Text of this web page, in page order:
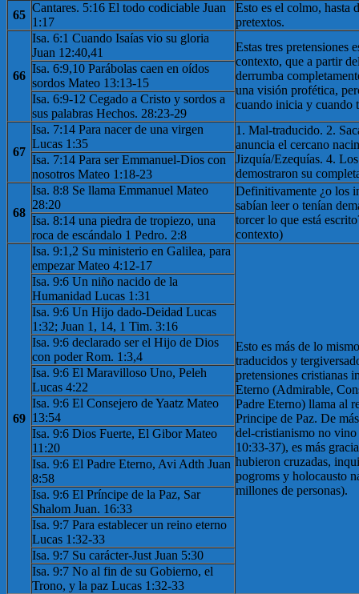
65
Cantares. 5:16 El todo codiciable Juan
1:17
Esto es el colmo, hasta
pretextos.
66
Isa. 6:1 Cuando Isaías vio su gloria
Juan 12:40,41
Estas tres pretensiones
contexto, que a partir
derrumba
una visión profética,
cuando inicia y cuando
Isa. 6:9,10 Parábolas caen en oídos
sordos Mateo 13:13-15
Isa. 6:9-12 Cegado a Cristo y sordos a
sus palabras Hechos. 28:23-29
67
Isa. 7:14 Para nacer de una virgen
Lucas 1:35
1. Mal-traducido. 2.
anuncia el cercano
Jizquía/Ezequías. 4.
demostraron su
Isa. 7:14 Para ser Emmanuel-Dios con
nosotros Mateo 1:18-23
68
Isa. 8:8 Se llama Emmanuel Mateo
28:20
Definitivamente ¿o los
sabían leer o tenían
torcer lo que está
contexto)
Isa. 8:14 una piedra de tropiezo, una
roca de escándalo 1 Pedro. 2:8
69
Isa. 9:1,2 Su ministerio en Galilea, para
empezar Mateo 4:12-17
Esto es más de lo
traducidos y
pretensiones cristianas
Eterno (Admirable,
Padre Eterno) llama al
Principe de Paz. De
del-cristianismo no
10:33-37), es más
hubieron cruzadas,
pogroms y holocausto
millones de personas).
Isa. 9:6 Un niño nacido de la
Humanidad Lucas 1:31
Isa. 9:6 Un Hijo dado-Deidad Lucas
1:32; Juan 1, 14, 1 Tim. 3:16
Isa. 9:6 declarado ser el Hijo de Dios
con poder Rom. 1:3,4
Isa. 9:6 El Maravilloso Uno, Peleh
Lucas 4:22
Isa. 9:6 El Consejero de Yaatz Mateo
13:54
Isa. 9:6 Dios Fuerte, El Gibor Mateo
11:20
Isa. 9:6 El Padre Eterno, Avi Adth Juan
8:58
Isa. 9:6 El Príncipe de la Paz, Sar
Shalom Juan. 16:33
Isa. 9:7 Para establecer un reino eterno
Lucas 1:32-33
Isa. 9:7 Su carácter-Just Juan 5:30
Isa. 9:7 No al fin de su Gobierno, el
Trono, y la paz Lucas 1:32-33